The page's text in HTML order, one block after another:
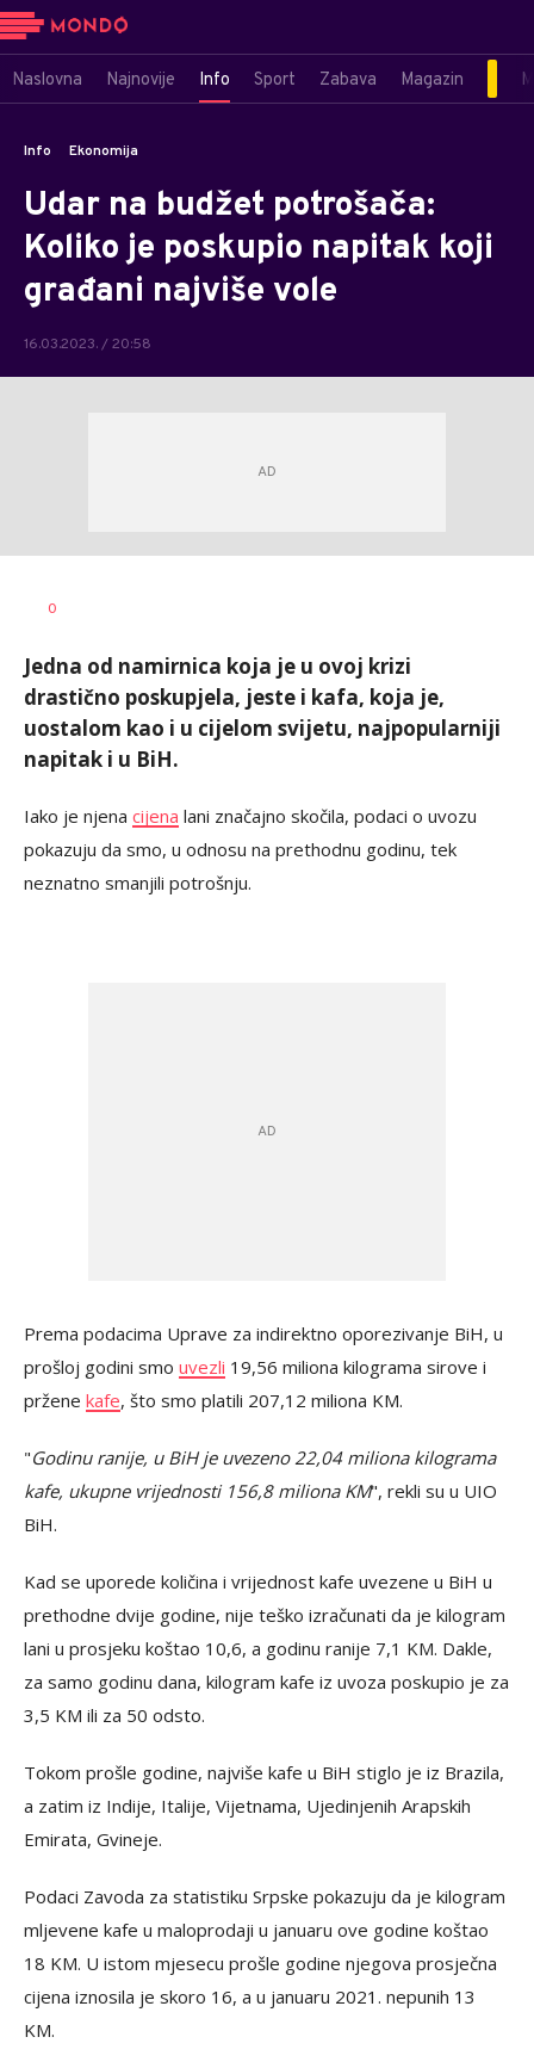
Naslovna Najnovije Info Sport Zabava Magazin
Info Ekonomija
Udar na budžet potrošača:
Koliko je poskupio napitak koji
građani najviše vole
16.03.2023. / 20:58
AUTOR
0
Jedna od namirnica koja je u ovoj krizi
drastično poskupjela, jeste i kafa, koja je,
uostalom kao i u cijelom svijetu, najpopularniji
napitak i u BiH.
Iako je njena cijena lani značajno skočila, podaci o uvozu
pokazuju da smo, u odnosu na prethodnu godinu, tek
neznatno smanjili potrošnju.
Prema podacima Uprave za indirektno oporezivanje BiH, u
prošloj godini smo uvezli 19,56 miliona kilograma sirove i
pržene kafe, što smo platili 207,12 miliona KM.
"Godinu ranije, u BiH je uvezeno 22,04 miliona kilograma
kafe, ukupne vrijednosti 156,8 miliona KM", rekli su u UIO
BiH.
Kad se uporede količina i vrijednost kafe uvezene u BiH u
prethodne dvije godine, nije teško izračunati da je kilogram
lani u prosjeku koštao 10,6, a godinu ranije 7,1 KM. Dakle,
za samo godinu dana, kilogram kafe iz uvoza poskupio je za
3,5 KM ili za 50 odsto.
Tokom prošle godine, najviše kafe u BiH stiglo je iz Brazila,
a zatim iz Indije, Italije, Vijetnama, Ujedinjenih Arapskih
Emirata, Gvineje.
Podaci Zavoda za statistiku Srpske pokazuju da je kilogram
mljevene kafe u maloprodaji u januaru ove godine koštao
18 KM. U istom mjesecu prošle godine njegova prosječna
cijena iznosila je skoro 16, a u januaru 2021. nepunih 13
KM.